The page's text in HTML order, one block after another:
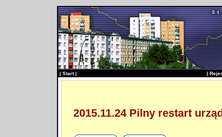
| Start| |
2015.11.24 Pilny restart